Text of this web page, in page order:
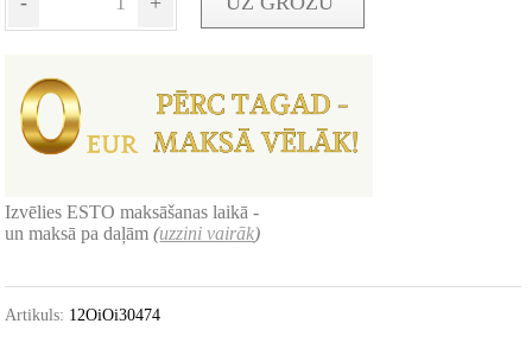
Izvēlies ESTO maksāšanas laikā -
un maksā pa daļām(uzzini vairāk)
Artikuls: 12OiOi30474